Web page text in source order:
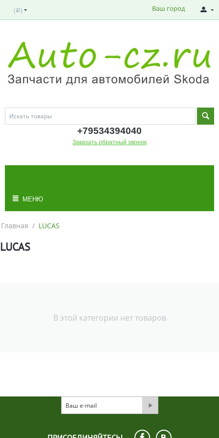
( Р ) Ваш город
+79534394040
Заказать обратный звонок
МЕНЮ
Главная / LUCAS
LUCAS
В этой категории нет товаров